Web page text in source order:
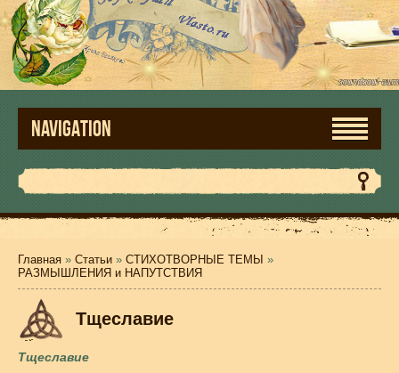
NAVIGATION
Главная » Статьи » СТИХОТВОРНЫЕ ТЕМЫ »
РАЗМЫШЛЕНИЯ и НАПУТСТВИЯ
Тщеславие
Тщеславие